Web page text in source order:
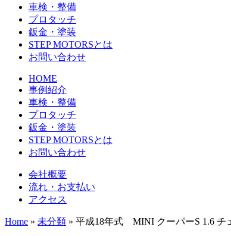
車検・整備
プロタッチ
鈑金・塗装
STEP MOTORSとは
お問い合わせ
HOME
事例紹介
車検・整備
プロタッチ
鈑金・塗装
STEP MOTORSとは
お問い合わせ
会社概要
流れ・お支払い
アクセス
Home » 未分類 » 平成18年式 MINI クーパーS 1.6